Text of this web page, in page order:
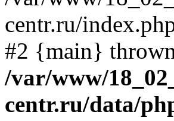
centr.ru/
#2 {main}
/var/www/
centr.ru/data/